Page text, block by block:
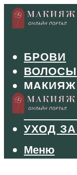
БРОВИ
ВОЛОСЫ
МАКИЯЖ
ТУШЬ И
УХОД
Меню
Меню